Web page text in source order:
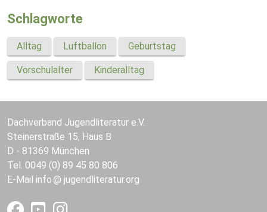
Schlagworte
Alltag Luftballon Geburtstag
Vorschulalter Kinderalltag
Dachverband Jugendliteratur e.V.
Steinerstraße 15, Haus B
D - 81369 München
Tel. 0049 (0) 89 45 80 806
E-Mail info jugendliteratur.org